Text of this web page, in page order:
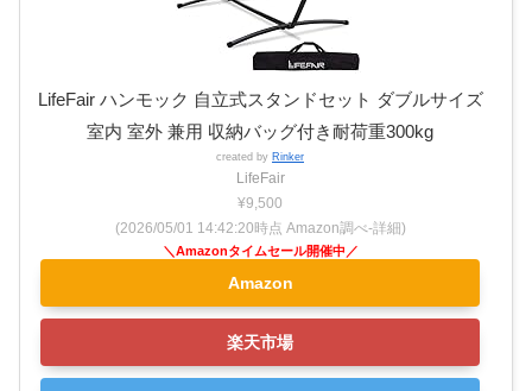
LifeFair ハンモック 自立式スタンドセット ダブルサイズ
室内 室外 兼用 収納バッグ付き耐荷重300kg
created by Rinker
LifeFair
¥9,500
(2026/05/01 14:42:20時点 Amazon調べ-詳細)
Amazon
楽天市場